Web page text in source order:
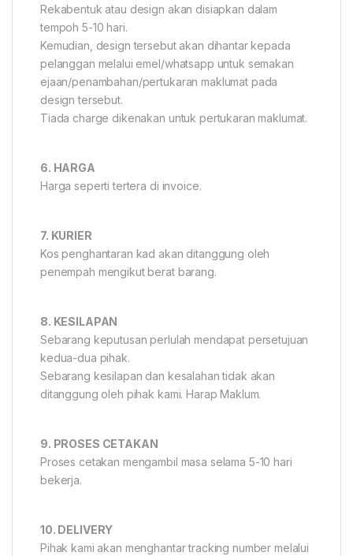
Rekabentuk atau design akan disiapkan dalam
tempoh 5-10 hari.
Kemudian, design tersebut akan dihantar kepada
pelanggan melalui emel/whatsapp untuk semakan
ejaan/penambahan/pertukaran maklumat pada
design tersebut.
Tiada charge dikenakan untuk pertukaran maklumat.
6. HARGA
Harga seperti tertera di invoice.
7. KURIER
Kos penghantaran kad akan ditanggung oleh
penempah mengikut berat barang.
8. KESILAPAN
Sebarang keputusan perlulah mendapat persetujuan
kedua-dua pihak.
Sebarang kesilapan dan kesalahan tidak akan
ditanggung oleh pihak kami. Harap Maklum.
9. PROSES CETAKAN
Proses cetakan mengambil masa selama 5-10 hari
bekerja.
10. DELIVERY
Pihak kami akan menghantar tracking number melalui